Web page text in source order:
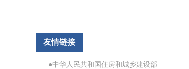
友情链接
●中华人民共和国住房和城乡建设部